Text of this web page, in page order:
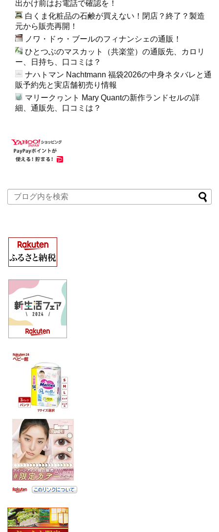
出かけ前はお電話で確認を！
白くま化粧品の石鹸が買えない！閉店？終了？製造
元から販売再開！
ノワ・ドゥ・ブールのフィナンシェの通販！
ひとつぶのマスカット（共楽堂）の通販先、カロリ
ー、日持ち、口コミは？
ナハトマン Nachtmann 福袋2026の中身ネタバレと通
販予約先と実店舗初売り情報
マリークヮント Mary Quantの新作ランドセルの詳
細、通販先、口コミは？